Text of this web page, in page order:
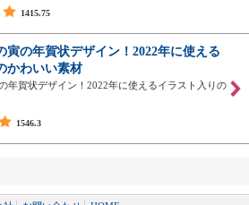
1415.75
寅の年賀状デザイン！2022年に使える
かわいい素材
年賀状デザイン！2022年に使えるイラスト入りの
1546.3